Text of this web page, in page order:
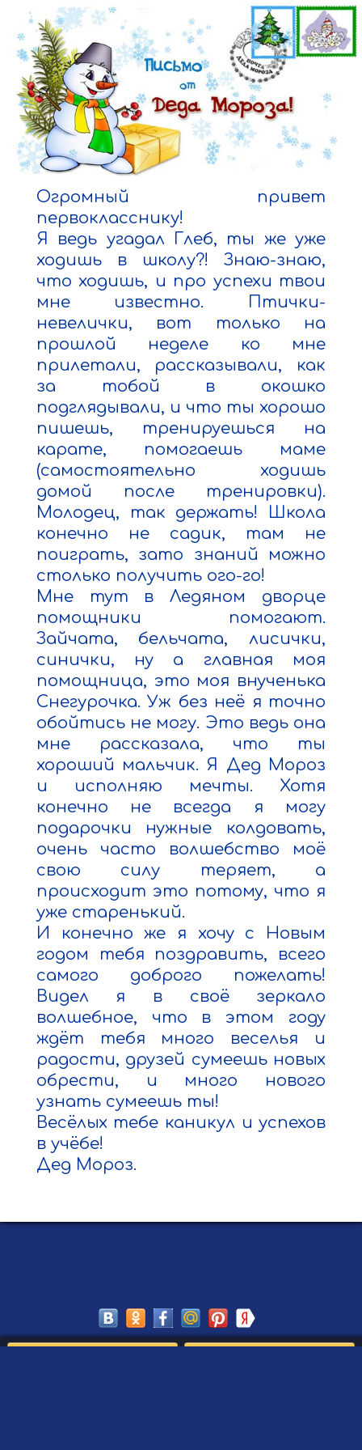
Огромный привет
первокласснику!
Я ведь угадал Глеб, ты же уже
ходишь в школу?! Знаю-знаю,
что ходишь, и про успехи твои
мне известно. Птички-
невелички, вот только на
прошлой неделе ко мне
прилетали, рассказывали, как
за тобой в окошко
подглядывали, и что ты хорошо
пишешь, тренируешься на
карате, помогаешь маме
(самостоятельно ходишь
домой после тренировки).
Молодец, так держать! Школа
конечно не садик, там не
поиграть, зато знаний можно
столько получить ого-го!
Мне тут в Ледяном дворце
помощники помогают.
Зайчата, бельчата, лисички,
синички, ну а главная моя
помощница, это моя внученька
Снегурочка. Уж без неё я точно
обойтись не могу. Это ведь она
мне рассказала, что ты
хороший мальчик. Я Дед Мороз
и исполняю мечты. Хотя
конечно не всегда я могу
подарочки нужные колдовать,
очень часто волшебство моё
свою силу теряет, а
происходит это потому, что я
уже старенький.
И конечно же я хочу с Новым
годом тебя поздравить, всего
самого доброго пожелать!
Видел я в своё зеркало
волшебное, что в этом году
ждёт тебя много веселья и
радости, друзей сумеешь новых
обрести, и много нового
узнать сумеешь ты!
Весёлых тебе каникул и успехов
в учёбе!
Дед Мороз.